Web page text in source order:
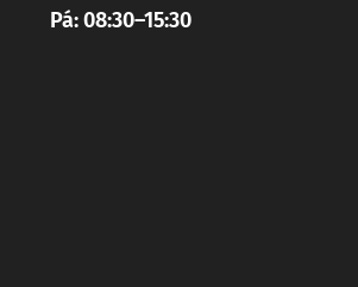
Pá: 08:30–15:30